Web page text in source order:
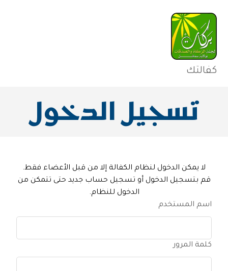
كفالتك
تسجيل الدخول
لا يمكن الدخول لنظام الكفالة إلا من قبل الأعضاء فقط.
قم بتسجيل الدخول أو تسجيل حساب جديد حتى تتمكن من
الدخول للنظام.
اسم المستخدم
كلمة المرور